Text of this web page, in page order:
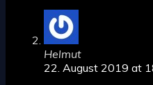
Helmut
22. August 2019 at